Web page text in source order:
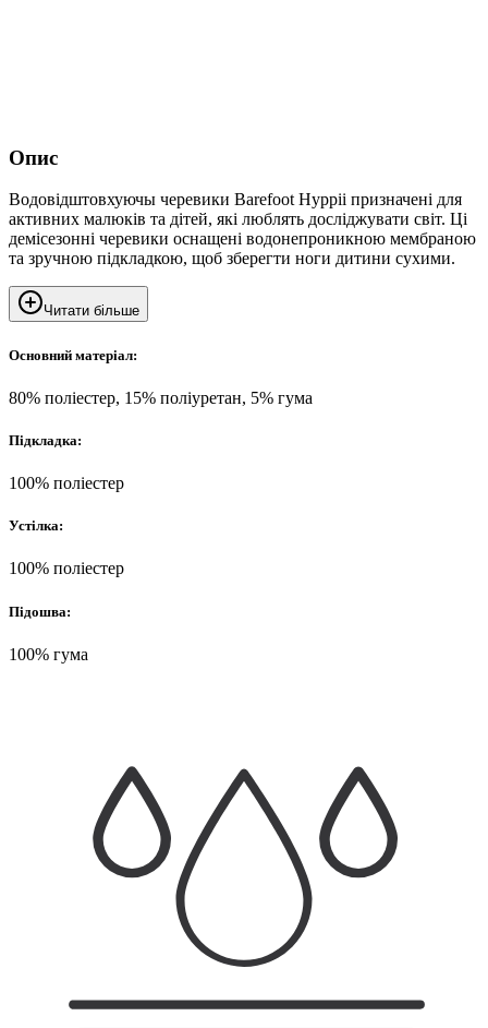
Опис
Водовідштовхуючы черевики Barefoot Hyppii призначені для
активних малюків та дітей, які люблять досліджувати світ. Ці
демісезонні черевики оснащені водонепроникною мембраною
та зручною підкладкою, щоб зберегти ноги дитини сухими.
Читати більше
Основний матеріал:
80% поліестер, 15% поліуретан, 5% гума
Підкладка:
100% поліестер
Устілка:
100% поліестер
Підошва:
100% гума